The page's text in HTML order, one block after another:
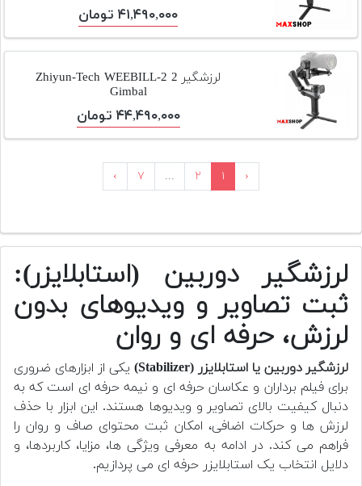
۴۱,۴۹۰,۰۰۰ تومان
لرزشگیر 2 Zhiyun-Tech WEEBILL-2
Gimbal
۴۴,۴۹۰,۰۰۰ تومان
‹ ۱ ۲ ... ۷ ›
لرزشگیر دوربین (استابلایزر):
ثبت تصاویر و ویدیوهای بدون
لرزش، حرفه ای و روان
لرزشگیر دوربین یا استابلایزر (Stabilizer)
یکی از ابزارهای ضروری
برای فیلم برداران و عکاسان حرفه ای و نیمه حرفه ای است که به
دنبال کیفیت بالای تصاویر و ویدیوها هستند. این ابزار با حذف
لرزش ها و حرکات اضافی، امکان ثبت محتوای صاف و روان را
فراهم می کند. در ادامه به معرفی ویژگی ها، مزایا، کاربردها، و
دلایل انتخاب یک استابلایزر حرفه ای می پردازیم.